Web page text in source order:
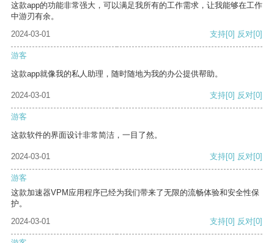
这款app的功能非常强大，可以满足我所有的工作需求，让我能够在工作
中游刃有余。
2024-03-01
支持[0] 反对[0]
游客
这款app就像我的私人助理，随时随地为我的办公提供帮助。
2024-03-01 支持[0] 反对[0]
游客
这款软件的界面设计非常简洁，一目了然。
2024-03-01 支持[0] 反对[0]
游客
这款加速器VPM应用程序已经为我们带来了无限的流畅体验和安全性保
护。
2024-03-01
支持[0] 反对[0]